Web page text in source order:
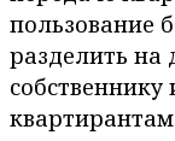
пользование
разделить на